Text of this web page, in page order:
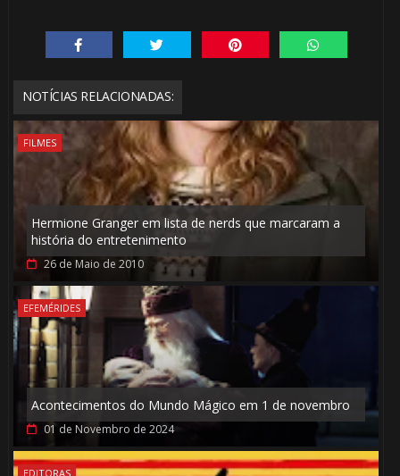
NOTÍCIAS RELACIONADAS:
FILMES
Hermione Granger em lista de nerds que marcaram a
história do entretenimento
26 de Maio de 2010
EFEMÉRIDES
Acontecimentos do Mundo Mágico em 1 de novembro
01 de Novembro de 2024
EDITORAS